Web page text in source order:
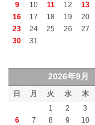
9
10 11 12 13
16
17 18 19 20
23
24 25 26 27
30
31
2026年9月
日 月 火 水 木
1
2 3
6
7 8 9 10